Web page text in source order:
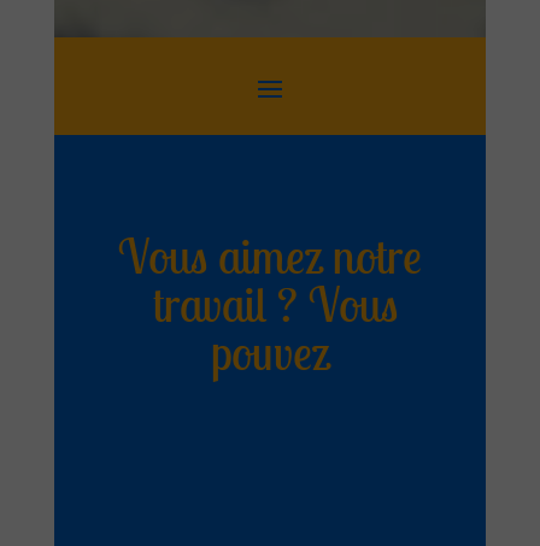
Vous aimez notre
travail ? Vous
pouvez